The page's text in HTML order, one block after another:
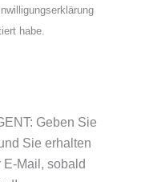
habe.
Geben Sie
Sie erhalten
Mail, sobald